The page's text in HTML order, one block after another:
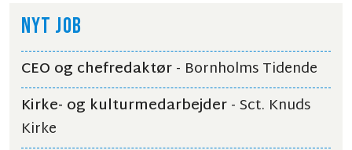
NYT JOB
CEO og chefredaktør- Bornholms Tidende
Kirke- og kulturmedarbejder- Sct. Knuds
Kirke